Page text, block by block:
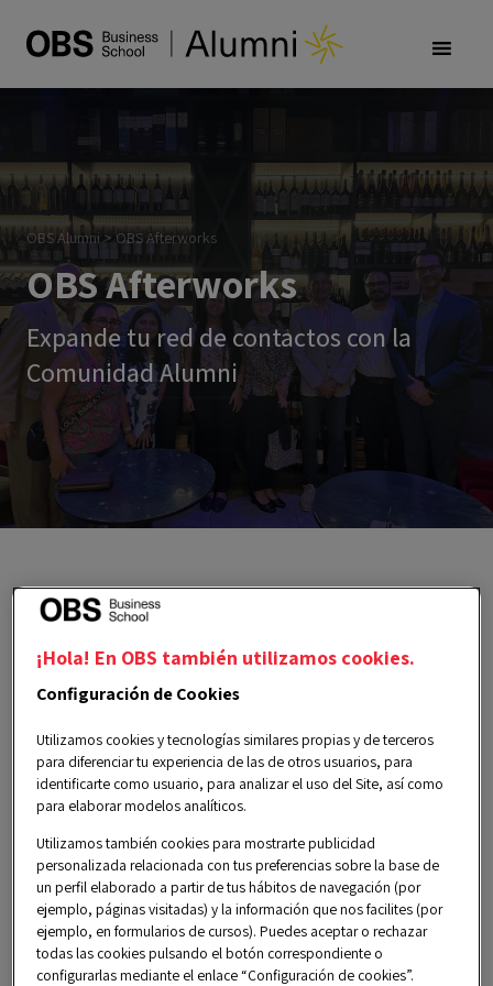
OBS Alumni>OBS Afterworks
OBS Afterworks
Expande tu red de contactos con la
Comunidad Alumni
Intercambio de
experiencias
tendrás la oportunidad de
conectar con la Comunidad Alumni de OBS,
compartiendo ideas, experiencias y
conocimientos. Este ambiente social te permite
expandir tu red de contactos y descubrir nuevas
oportunidades de desarrollo profesional.
¡Hola! En OBS también utilizamos cookies.
Configuración de Cookies
Utilizamos cookies y tecnologías similares propias y de terceros
para diferenciar tu experiencia de las de otros usuarios, para
identificarte como usuario, para analizar el uso del Site, así como
para elaborar modelos analíticos.
Utilizamos también cookies para mostrarte publicidad
personalizada relacionada con tus preferencias sobre la base de
un perfil elaborado a partir de tus hábitos de navegación (por
ejemplo, páginas visitadas) y la información que nos facilites (por
ejemplo, en formularios de cursos). Puedes aceptar o rechazar
todas las cookies pulsando el botón correspondiente o
configurarlas mediante el enlace “Configuración de cookies”.